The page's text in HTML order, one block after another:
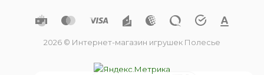
2026 © Интернет-магазин игрушек Полесье